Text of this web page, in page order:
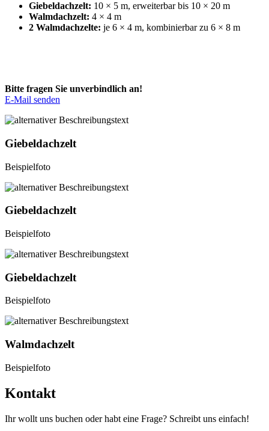
Giebeldachzelt: 10 × 5 m, erweiterbar bis 10 × 20 m
Walmdachzelt: 4 × 4 m
2 Walmdachzelte: je 6 × 4 m, kombinierbar zu 6 × 8 m
Bitte fragen Sie unverbindlich an!
E-Mail senden
Giebeldachzelt
Beispielfoto
Giebeldachzelt
Beispielfoto
Giebeldachzelt
Beispielfoto
Walmdachzelt
Beispielfoto
Kontakt
Ihr wollt uns buchen oder habt eine Frage? Schreibt uns einfach!